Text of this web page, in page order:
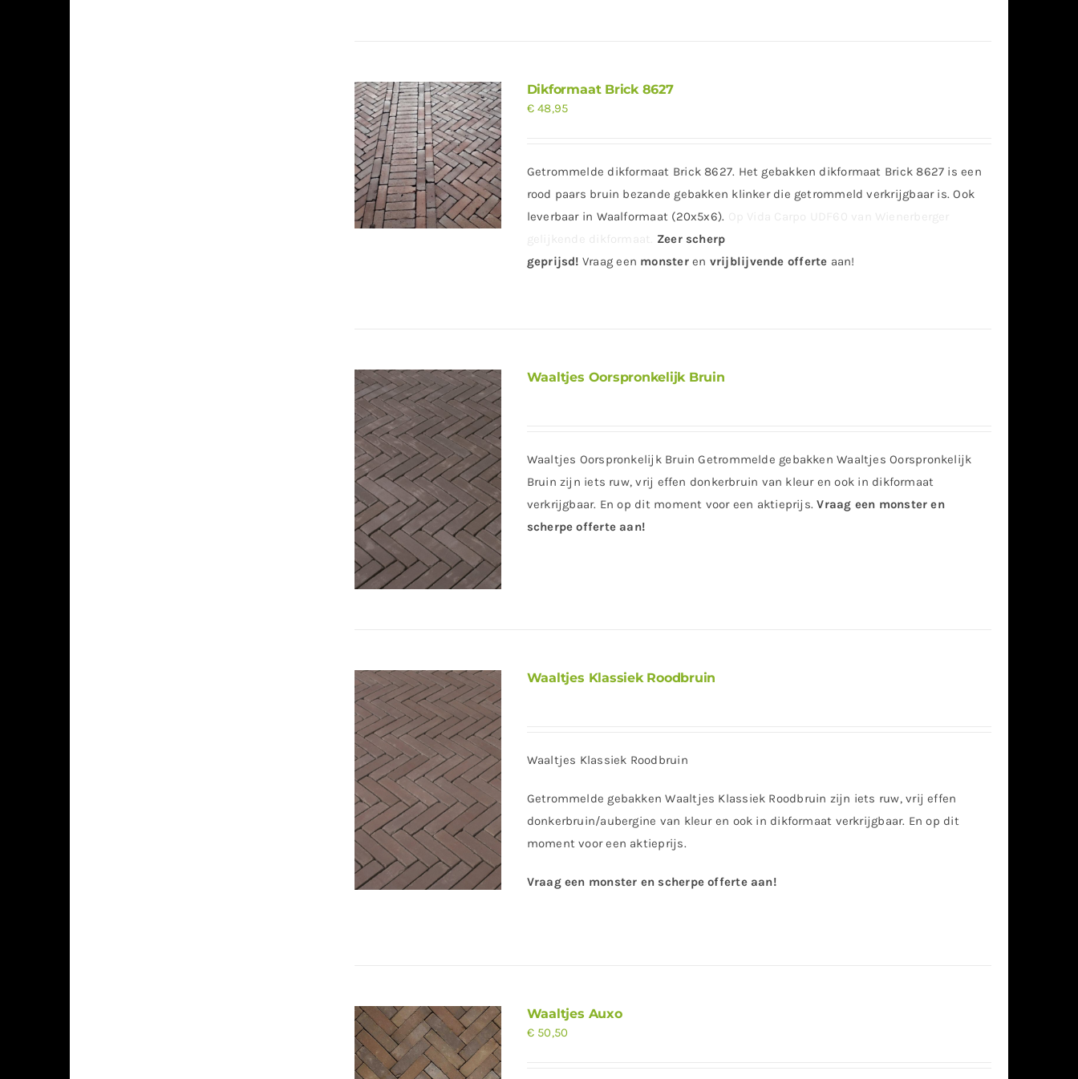
Dikformaat Brick 8627
€48,95
Getrommelde dikformaat Brick 8627. Het gebakken dikformaat Brick 8627 is een
rood paars bruin bezande gebakken klinker die getrommeld verkrijgbaar is. Ook
leverbaar in Waalformaat (20x5x6).
Zeer scherp
geprijsd! Vraag een monsteren vrijblijvende offerte aan!
Waaltjes Oorspronkelijk Bruin
Waaltjes Oorspronkelijk Bruin Getrommelde gebakken Waaltjes Oorspronkelijk
Bruin zijn iets ruw, vrij effen donkerbruin van kleur en ook in dikformaat
verkrijgbaar. En op dit moment voor een aktieprijs.Vraag een monster en
scherpe offerte aan!
Waaltjes Klassiek Roodbruin
Waaltjes Klassiek Roodbruin
Getrommelde gebakken Waaltjes Klassiek Roodbruin zijn iets ruw, vrij effen
donkerbruin/aubergine van kleur en ook in dikformaat verkrijgbaar. En op dit
moment voor een aktieprijs.
Vraag een monster en scherpe offerte aan!
Waaltjes Auxo
€50,50